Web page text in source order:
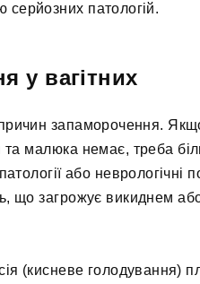
серйозних патологій.
у вагітних
причин запаморочення.
малюка немає, треба
або неврологічні
що загрожує викиднем
(кисневе голодування)